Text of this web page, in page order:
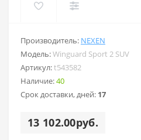
Производитель: NEXEN
Модель:Winguard Sport 2 SUV
Артикул:t543582
Наличие:40
Срок доставки, дней: 17
13 102.00руб.